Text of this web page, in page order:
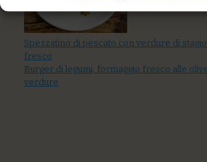
Spezzatino di pescato con verdure di
fresco
Burger di legumi, formaggio fresco alle
verdure